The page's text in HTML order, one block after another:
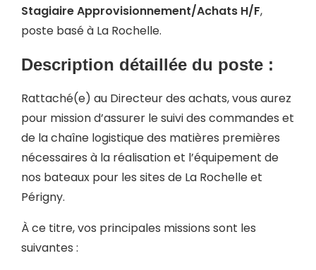
Stagiaire Approvisionnement/Achats H/F,
poste basé à La Rochelle.
Description détaillée du poste :
Rattaché(e) au Directeur des achats, vous aurez
pour mission d’assurer le suivi des commandes et
de la chaîne logistique des matières premières
nécessaires à la réalisation et l’équipement de
nos bateaux pour les sites de La Rochelle et
Périgny.
À ce titre, vos principales missions sont les
suivantes :